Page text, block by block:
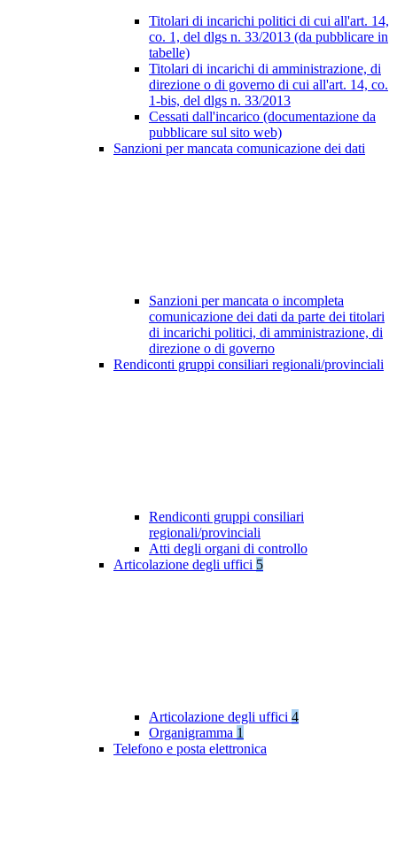
Titolari di incarichi politici di cui all'art. 14,
co. 1, del dlgs n. 33/2013 (da pubblicare in
tabelle)
Titolari di incarichi di amministrazione, di
direzione o di governo di cui all'art. 14, co.
1-bis, del dlgs n. 33/2013
Cessati dall'incarico (documentazione da
pubblicare sul sito web)
Sanzioni per mancata comunicazione dei dati
Sanzioni per mancata o incompleta
comunicazione dei dati da parte dei titolari
di incarichi politici, di amministrazione, di
direzione o di governo
Rendiconti gruppi consiliari regionali/provinciali
Rendiconti gruppi consiliari
regionali/provinciali
Atti degli organi di controllo
Articolazione degli uffici 5
Articolazione degli uffici 4
Organigramma 1
Telefono e posta elettronica